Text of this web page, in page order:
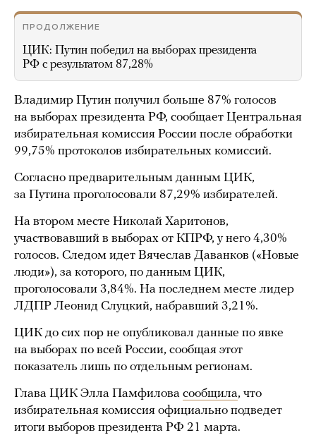
ПРОДОЛЖЕНИЕ
ЦИК: Путин победил на выборах президента
РФ с результатом 87,28%
Владимир Путин получил больше 87% голосов
на выборах президента РФ, сообщает Центральная
избирательная комиссия России после обработки
99,75% протоколов избирательных комиссий.
Согласно предварительным данным ЦИК,
за Путина проголосовали 87,29% избирателей.
На втором месте Николай Харитонов,
участвовавший в выборах от КПРФ, у него 4,30%
голосов. Следом идет Вячеслав Даванков («Новые
люди»), за которого, по данным ЦИК,
проголосовали 3,84%. На последнем месте лидер
ЛДПР Леонид Слуцкий, набравший 3,21%.
ЦИК до сих пор не опубликовал данные по явке
на выборах по всей России, сообщая этот
показатель лишь по отдельным регионам.
Глава ЦИК Элла Памфилова сообщила, что
избирательная комиссия официально подведет
итоги выборов президента РФ 21 марта.